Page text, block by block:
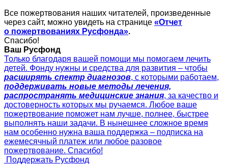
Все пожертвования наших читателей, произведенные
через сайт, можно увидеть на странице «Отчет
о пожертвованиях Русфонда».
Спасибо!
Ваш Русфонд
Только благодаря вашей помощи мы помогаем лечить
детей. Фонду нужны и средства для развития – чтобы
расширять спектр диагнозов, с которыми работаем,
поддерживать новые методы лечения,
распространять медицинские знания, за качество и
достоверность которых мы ручаемся. Любое ваше
пожертвование поможет нам лучше, полнее, быстрее
выполнять наши задачи. В нынешнее сложное время
нам особенно нужна ваша поддержка – подписка на
ежемесячный платеж или любое разовое
пожертвование. Спасибо!
Поддержать Русфонд